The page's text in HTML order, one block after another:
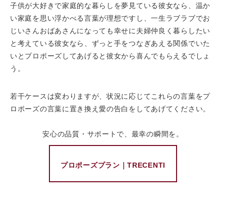
子供が大好きで家庭的な暮らしを夢見ている彼女なら、温か
い家庭を思い浮かべる言葉が理想ですし、一生ラブラブでお
じいさんおばあさんになっても幸せに夫婦仲良く暮らしたい
と考えている彼女なら、ずっと手をつなぎあえる関係でいた
いとプロポーズしてあげると彼女から喜んでもらえるでしょ
う。
若干ケースは変わりますが、状況に応じてこれらの言葉をプ
ロポーズの言葉に置き換え愛の告白をしてあげてください。
安心の品質・サポートで、最幸の瞬間を。
プロポーズプラン ｜TRECENTI